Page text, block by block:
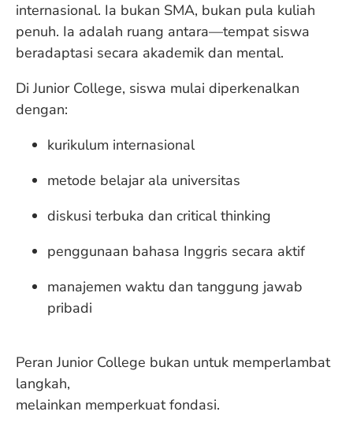
internasional. Ia bukan SMA, bukan pula kuliah
penuh. Ia adalah ruang antara—tempat siswa
beradaptasi secara akademik dan mental.
Di Junior College, siswa mulai diperkenalkan
dengan:
kurikulum internasional
metode belajar ala universitas
diskusi terbuka dan critical thinking
penggunaan bahasa Inggris secara aktif
manajemen waktu dan tanggung jawab
pribadi
Peran Junior College bukan untuk memperlambat
langkah,
melainkan memperkuat fondasi.